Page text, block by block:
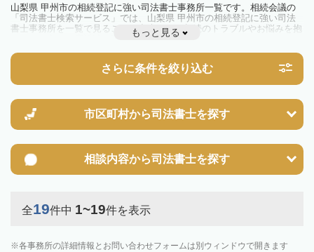
山梨県 甲州市の相続登記に強い司法書士事務所一覧です。相続会議の
「司法書士検索サービス」では、山梨県 甲州市の相続登記に強い司法
書士事務所を一覧で見ることが出来ます。相続のトラブルやお悩みを抱
えている方は一度近隣の司法書士に相談してみましょう。
不動産を相続した場合、相続を知った日から3年以内に登記しないと、
10万円以下の過料が科せられるため、速やかな手続きが必要です。義務
化前の相続も対象となるため注意しましょう。
す。その他の相続手続きも任せることが可能です。
また、義務化に伴い、相続人申告登記制度が創設されました。遺産分割
の話し合いがまとまらず登記できない場合は、この制度の活用を検討し
もっと見る
さらに条件を絞り込む
市区町村から司法書士を探す
相談内容から司法書士を探す
全19件中 1~19件を表示
各事務所の詳細情報とお問い合わせフォームは別ウィンドウで開きます